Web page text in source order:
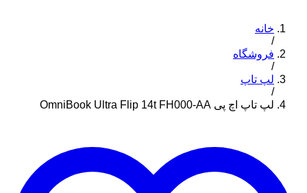
خانه
/
فروشگاه
/
لپ تاپ
/
لپ تاپ اچ پی OmniBook Ultra Flip 14t FH000-AA